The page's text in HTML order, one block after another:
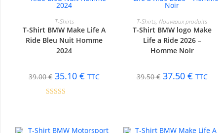
-10%
CHOIX DES OPTIONS
T-Shirts
T-Shirt BMW Make Life A
Ride Bleu Nuit Homme
2024
39.00€ 35.10€ TTC
-5%
CHOIX DES OPTIONS
T-Shirts,Nouveaux produits
T-Shirt BMW logo Make
Life a Ride 2026 –
Homme Noir
39.50€ 37.50 € TTC